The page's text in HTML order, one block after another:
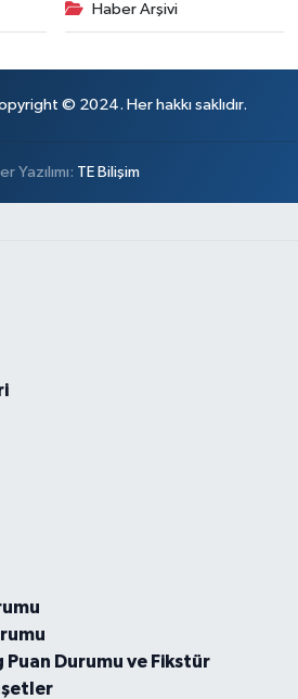
Haber Arşivi
© 2024. Her hakkı saklıdır.
Yazılımı: TE Bilişim
Puan Durumu ve Fikstür